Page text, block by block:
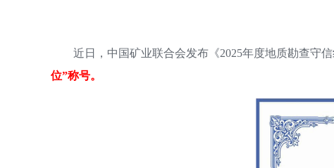
近日，中国矿业联合会发布《2025年度地质勘查守
位”称号。